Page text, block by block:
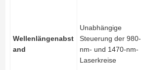
Wellenlängenabst
and
Unabhängige
Steuerung der 980-
nm- und 1470-nm-
Laserkreise